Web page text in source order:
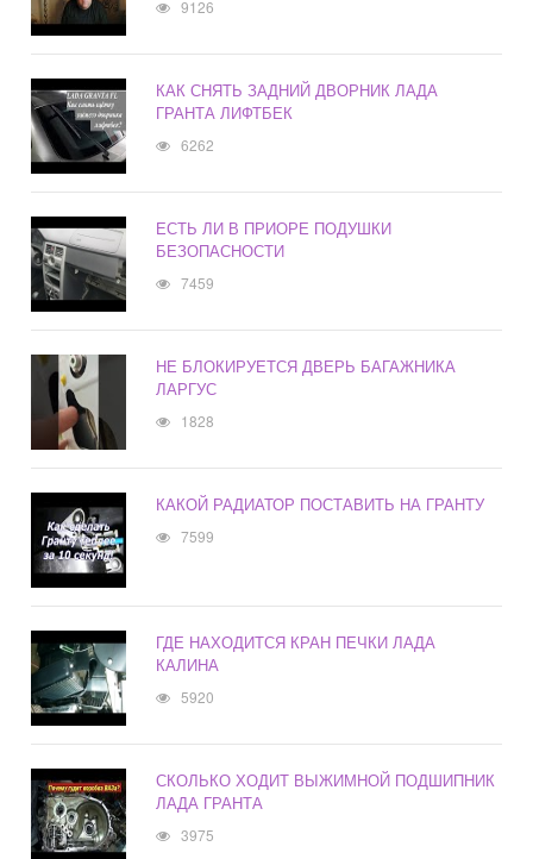
9126
КАК СНЯТЬ ЗАДНИЙ ДВОРНИК ЛАДА
ГРАНТА ЛИФТБЕК
6262
ЕСТЬ ЛИ В ПРИОРЕ ПОДУШКИ
БЕЗОПАСНОСТИ
7459
НЕ БЛОКИРУЕТСЯ ДВЕРЬ БАГАЖНИКА
ЛАРГУС
1828
КАКОЙ РАДИАТОР ПОСТАВИТЬ НА ГРАНТУ
7599
ГДЕ НАХОДИТСЯ КРАН ПЕЧКИ ЛАДА
КАЛИНА
5920
СКОЛЬКО ХОДИТ ВЫЖИМНОЙ ПОДШИПНИК
ЛАДА ГРАНТА
3975